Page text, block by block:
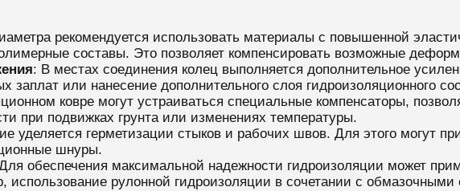
рекомендуется использовать материалы с повышенной
составы. Это позволяет компенсировать возможные
: В местах соединения колец выполняется дополнительное
или нанесение дополнительного слоя гидроизоляционного
ковре могут устраиваться специальные компенсаторы,
при подвижках грунта или изменениях температуры.
уделяется герметизации стыков и рабочих швов. Для этого могут
шнуры.
обеспечения максимальной надежности гидроизоляции может
рулонной гидроизоляции в сочетании с обмазочными